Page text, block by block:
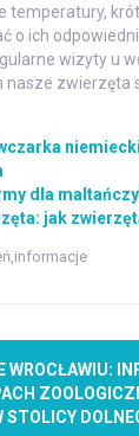
temperatury,
o ich
wizyty u
zwierzęta
dla
jak
WROCŁAWIU:
STOLICY